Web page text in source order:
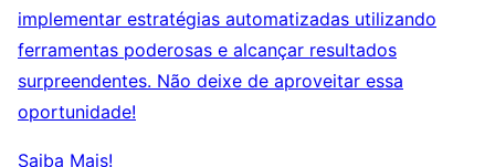
implementar estratégias automatizadas utilizando
ferramentas poderosas e alcançar resultados
surpreendentes. Não deixe de aproveitar essa
oportunidade!
Saiba Mais!